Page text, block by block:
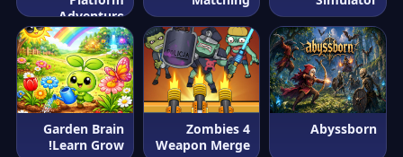
Adventure
Game
Abyssborn
Zombies 4
Weapon Merge
Garden Brain
Learn Grow!